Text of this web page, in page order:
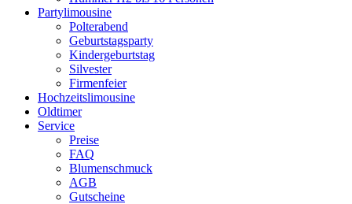
Partylimousine
Polterabend
Geburtstagsparty
Kindergeburtstag
Silvester
Firmenfeier
Hochzeitslimousine
Oldtimer
Service
Preise
FAQ
Blumenschmuck
AGB
Gutscheine